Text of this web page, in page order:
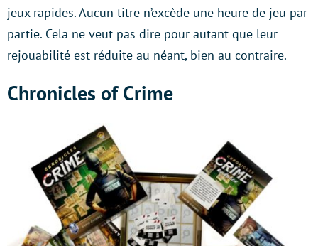
jeux rapides. Aucun titre n’excède une heure de jeu par
partie. Cela ne veut pas dire pour autant que leur
rejouabilité est réduite au néant, bien au contraire.
Chronicles of Crime